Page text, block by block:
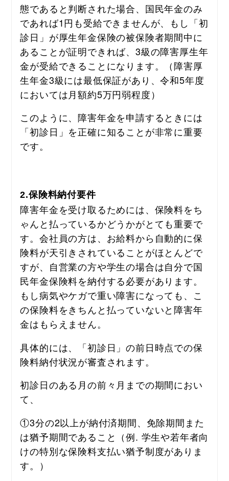
態であると判断された場合、国民年金のみ
であれば1円も受給できませんが、もし「初
診日」が厚生年金保険の被保険者期間中に
あることが証明できれば、3級の障害厚生年
金が受給できることになります。（障害厚
生年金3級には最低保証があり、令和5年度
においては月額約5万円弱程度）
このように、障害年金を申請するときには
「初診日」を正確に知ることが非常に重要
です。
2.保険料納付要件
障害年金を受け取るためには、保険料をち
ゃんと払っているかどうかがとても重要で
す。会社員の方は、お給料から自動的に保
険料が天引きされていることがほとんどで
すが、自営業の方や学生の場合は自分で国
民年金保険料を納付する必要があります。
もし病気やケガで重い障害になっても、こ
の保険料をきちんと払っていないと障害年
金はもらえません。
具体的には、「初診日」の前日時点での保
険料納付状況が審査されます。
初診日のある月の前々月までの期間におい
て、
①3分の2以上が納付済期間、免除期間また
は猶予期間であること（例. 学生や若年者向
けの特別な保険料支払い猶予制度がありま
す。）